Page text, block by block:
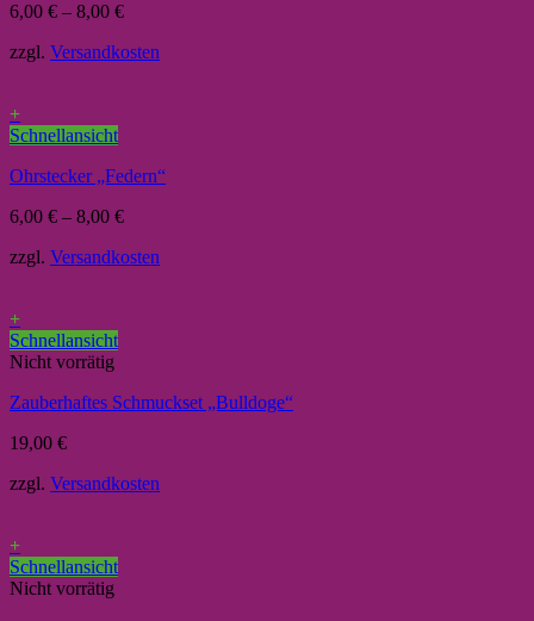
6,00 € – 8,00 €
zzgl. Versandkosten
+
Schnellansicht
Ohrstecker „Federn“
6,00 € – 8,00 €
zzgl. Versandkosten
+
Schnellansicht
Nicht vorrätig
Zauberhaftes Schmuckset „Bulldoge“
19,00 €
zzgl. Versandkosten
+
Schnellansicht
Nicht vorrätig